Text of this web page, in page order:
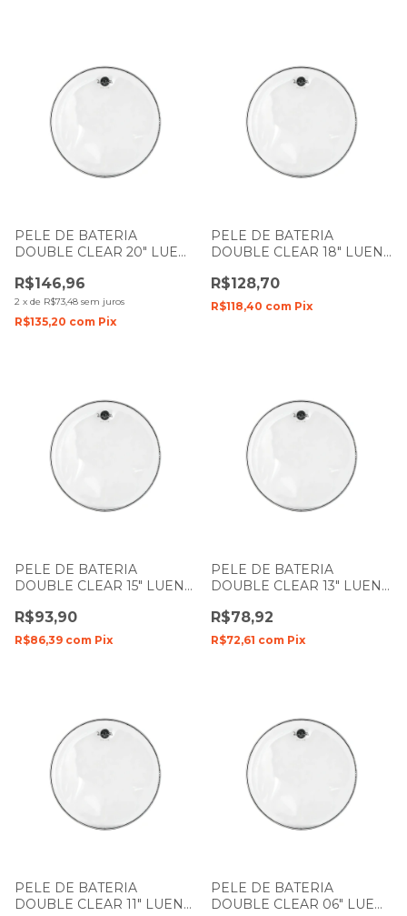
PELE DE BATERIA
DOUBLE CLEAR 20" LUEN
DUPLO
R$146,96
2 x de R$73,48 sem juros
R$135,20 com Pix
PELE DE BATERIA
DOUBLE CLEAR 18" LUEN
DUPLO
R$128,70
R$118,40 com Pix
PELE DE BATERIA
DOUBLE CLEAR 15" LUEN
DUPLO
R$93,90
R$86,39 com Pix
PELE DE BATERIA
DOUBLE CLEAR 13" LUEN
DUPLO
R$78,92
R$72,61 com Pix
PELE DE BATERIA
DOUBLE CLEAR 11" LUEN
PELE DE BATERIA
DOUBLE CLEAR 06" LUEN